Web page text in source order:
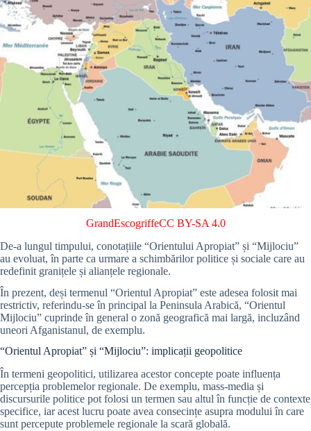
GrandEscogriffeCC BY-SA 4.0
De-a lungul timpului, conotațiile “Orientului Apropiat” și “Mijlociu”
au evoluat, în parte ca urmare a schimbărilor politice și sociale care au
redefinit granițele și alianțele regionale.
În prezent, deși termenul “Orientul Apropiat” este adesea folosit mai
restrictiv, referindu-se în principal la Peninsula Arabică, “Orientul
Mijlociu” cuprinde în general o zonă geografică mai largă, incluzând
uneori Afganistanul, de exemplu.
“Orientul Apropiat” și “Mijlociu”: implicații geopolitice
În termeni geopolitici, utilizarea acestor concepte poate influența
percepția problemelor regionale. De exemplu, mass-media și
discursurile politice pot folosi un termen sau altul în funcție de contexte
specifice, iar acest lucru poate avea consecințe asupra modului în care
sunt percepute problemele regionale la scară globală.